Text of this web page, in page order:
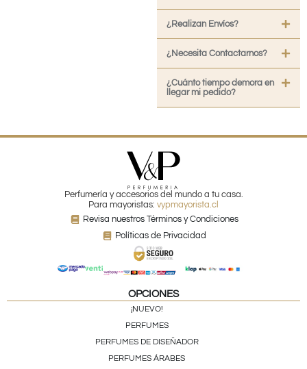
¿Realizan Envíos?
¿Necesita Contactarnos?
¿Cuánto tiempo demora en
llegar mi pedido?
Perfumería y accesorios del mundo a tu casa.
Para mayoristas: vypmayorista.cl
Revisa nuestros Términos y Condiciones
Políticas de Privacidad
OPCIONES
¡NUEVO!
PERFUMES
PERFUMES DE DISEÑADOR
PERFUMES ÁRABES